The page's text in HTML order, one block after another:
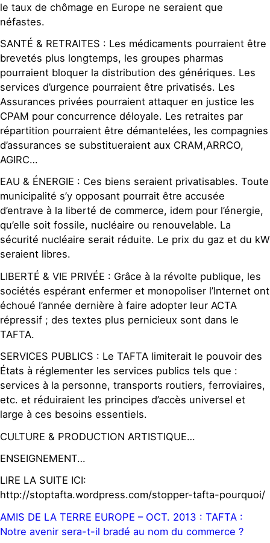
le taux de chômage en Europe ne seraient que
néfastes.
SANTÉ & RETRAITES : Les médicaments pourraient être
brevetés plus longtemps, les groupes pharmas
pourraient bloquer la distribution des génériques. Les
services d’urgence pourraient être privatisés. Les
Assurances privées pourraient attaquer en justice les
CPAM pour concurrence déloyale. Les retraites par
répartition pourraient être démantelées, les compagnies
d’assurances se substitueraient aux CRAM,ARRCO,
AGIRC…
EAU & ÉNERGIE : Ces biens seraient privatisables. Toute
municipalité s’y opposant pourrait être accusée
d’entrave à la liberté de commerce, idem pour l’énergie,
qu’elle soit fossile, nucléaire ou renouvelable. La
sécurité nucléaire serait réduite. Le prix du gaz et du kW
seraient libres.
LIBERTÉ & VIE PRIVÉE : Grâce à la révolte publique, les
sociétés espérant enfermer et monopoliser l’Internet ont
échoué l’année dernière à faire adopter leur ACTA
répressif ; des textes plus pernicieux sont dans le
TAFTA.
SERVICES PUBLICS : Le TAFTA limiterait le pouvoir des
États à réglementer les services publics tels que :
services à la personne, transports routiers, ferroviaires,
etc. et réduiraient les principes d’accès universel et
large à ces besoins essentiels.
CULTURE & PRODUCTION ARTISTIQUE…
ENSEIGNEMENT…
LIRE LA SUITE ICI:
http://stoptafta.wordpress.com/stopper-tafta-pourquoi/
AMIS DE LA TERRE EUROPE – OCT. 2013 : TAFTA :
Notre avenir sera-t-il bradé au nom du commerce ?